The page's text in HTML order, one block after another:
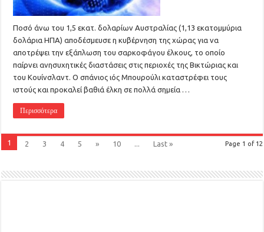
Ποσό άνω του 1,5 εκατ. δολαρίων Αυστραλίας (1,13 εκατομμύρια
δολάρια ΗΠΑ) αποδέσμευσε η κυβέρνηση της χώρας για να
αποτρέψει την εξάπλωση του σαρκοφάγου έλκους, το οποίο
παίρνει ανησυχητικές διαστάσεις στις περιοχές της Βικτώριας και
του Κουίνσλαντ. Ο σπάνιος ιός Μπουρούλι καταστρέφει τους
ιστούς και προκαλεί βαθιά έλκη σε πολλά σημεία …
Περισσότερα
Page 1 of 12
1 2 3 4 5 » 10 ... Last »